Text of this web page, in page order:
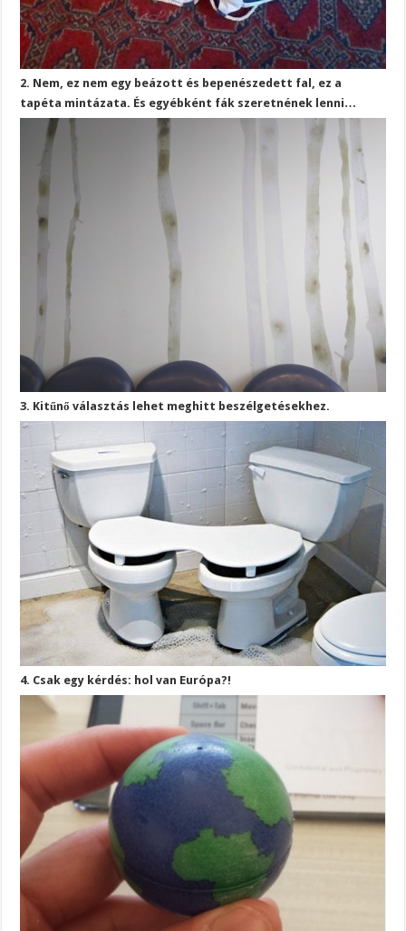
2. Nem, ez nem egy beázott és bepenészedett fal, ez a
tapéta mintázata. És egyébként fák szeretnének lenni…
3. Kitűnő választás lehet meghitt beszélgetésekhez.
4. Csak egy kérdés: hol van Európa?!